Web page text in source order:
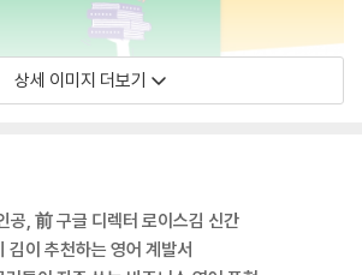
상세 이미지 더보기
공, 前 구글 디렉터 로이스김 신간
이 추천하는 영어 계발서